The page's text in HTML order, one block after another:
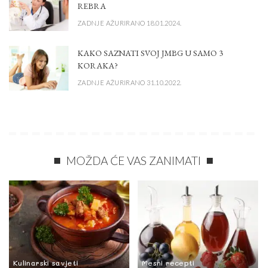
REBRA
ZADNJE AŽURIRANO 18.01.2024.
KAKO SAZNATI SVOJ JMBG U SAMO 3
KORAKA?
ZADNJE AŽURIRANO 31.10.2022.
MOŽDA ĆE VAS ZANIMATI
Kulinarski savjeti Mesni recepti